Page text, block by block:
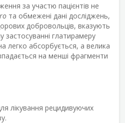
за участю пацієнтів не
та обмежені дані досліджень,
добровольців, вказують
застосуванні глатирамеру
легко абсорбується, а велика
на менші фрагменти
лікування рецидивуючих